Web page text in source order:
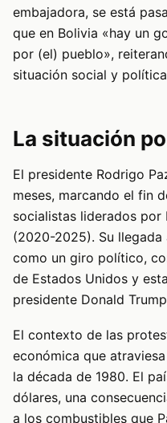
embajadora, se está
que en Bolivia «hay un
por (el) pueblo»,
situación social y
La situación
El presidente Rodrigo
meses, marcando el fin
socialistas liderados por
(2020-2025). Su
como un giro político,
de Estados Unidos y
presidente Donald
El contexto de las
económica que
la década de 1980. El
dólares, una
a los combustibles que